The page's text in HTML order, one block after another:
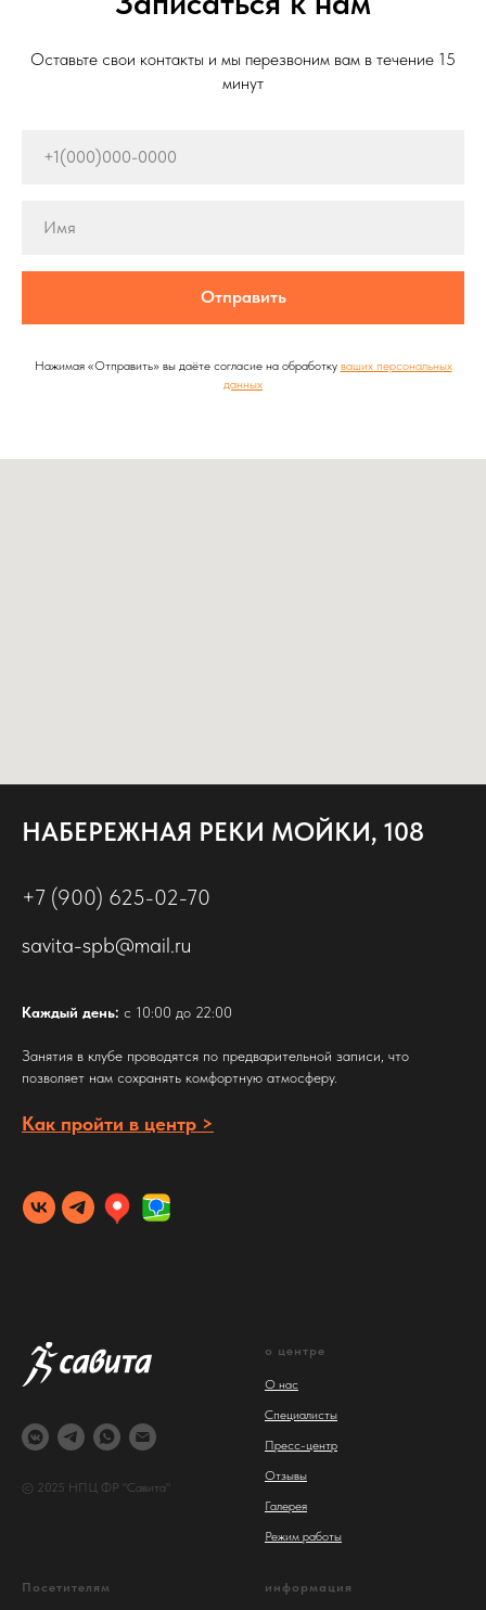
Оставьте свои контакты и мы перезвоним вам в течение 15
минут
Отправить
Нажимая «Отправить» вы даёте согласие на обработку ваших персональных
данных
НАБЕРЕЖНАЯ РЕКИ МОЙКИ, 108
+7 (900) 625-02-70
savita-spb@mail.ru
Каждый день: с 10:00 до 22:00
Занятия в клубе проводятся по предварительной записи, что
позволяет нам сохранять комфортную атмосферу.
Как пройти в центр >
© 2025 НПЦ ФР "Савита"
о центре
О нас
Специалисты
Пресс-центр
Отзывы
Галерея
Режим работы
Посетителям информация